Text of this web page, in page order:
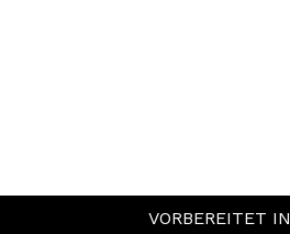
VORBEREITET IN